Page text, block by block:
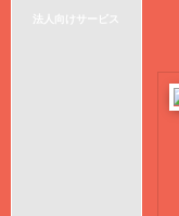
法人向けサービス